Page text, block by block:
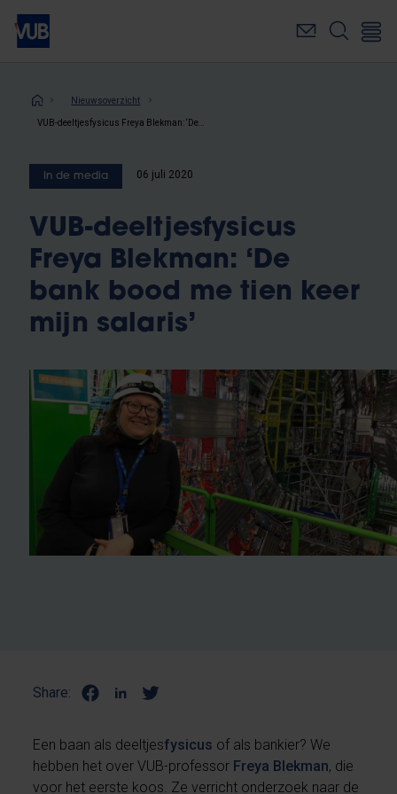
Overslaan
naar
inhoudKruimelpad
Nieuwsoverzicht
In de media 06 juli 2020
VUB-deeltjesfysicus
Freya Blekman: ‘De
bank bood me tien keer
mijn salaris’
Share:
Een baan als deeltjesfysicus of als bankier? We
hebben het over VUB-professor Freya Blekman, die
voor het eerste koos. Ze verricht onderzoek naar de